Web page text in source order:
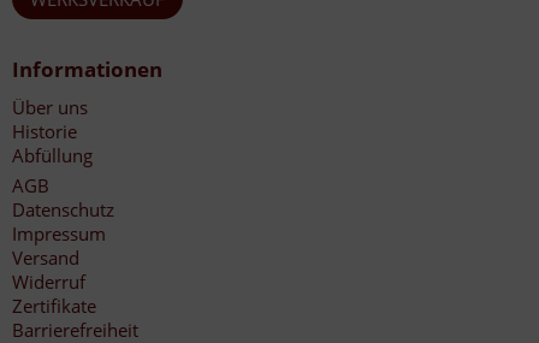
Informationen
Über uns
Historie
Abfüllung
AGB
Datenschutz
Impressum
Versand
Widerruf
Zertifikate
Barrierefreiheit